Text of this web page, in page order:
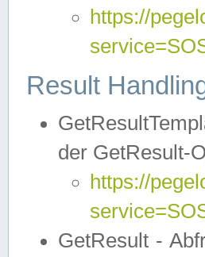
https://
Result
der GetResult-
https://
GetResult -